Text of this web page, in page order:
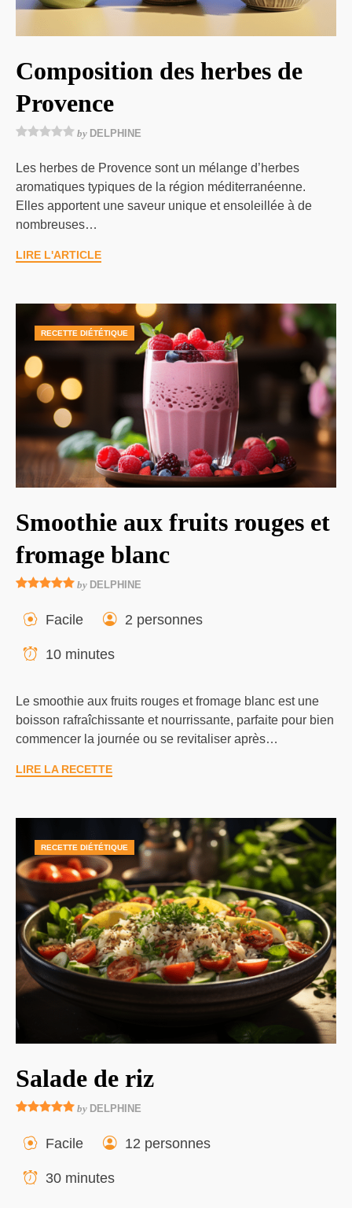
Composition des herbes de
Provence
by DELPHINE
Les herbes de Provence sont un mélange d’herbes
aromatiques typiques de la région méditerranéenne.
Elles apportent une saveur unique et ensoleillée à de
nombreuses…
LIRE L'ARTICLE
RECETTE DIÉTÉTIQUE
Smoothie aux fruits rouges et
fromage blanc
by DELPHINE
Facile 2 personnes
10 minutes
Le smoothie aux fruits rouges et fromage blanc est une
boisson rafraîchissante et nourrissante, parfaite pour bien
commencer la journée ou se revitaliser après…
LIRE LA RECETTE
RECETTE DIÉTÉTIQUE
Salade de riz
by DELPHINE
Facile 12 personnes
30 minutes